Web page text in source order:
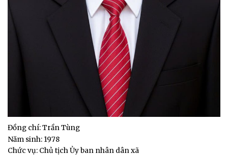
Đồng chí: Trần Tùng
Năm sinh: 1978
Chức vụ: Chủ tịch Ủy ban nhân dân xã